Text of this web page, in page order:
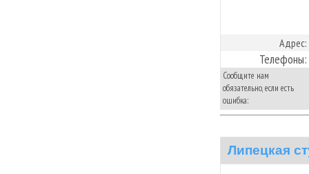
Адрес:
Телефоны:
Сообщите нам
обязательно, если есть
ошибка:
Липецкая